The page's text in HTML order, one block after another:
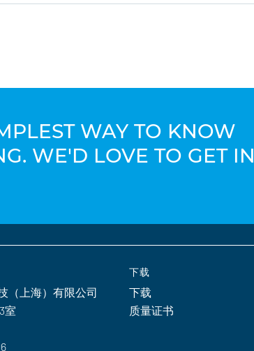
WAY TO KNOW
WE'D LOVE TO GET IN
（上海）有限公司
室
下载
下载
质量证书